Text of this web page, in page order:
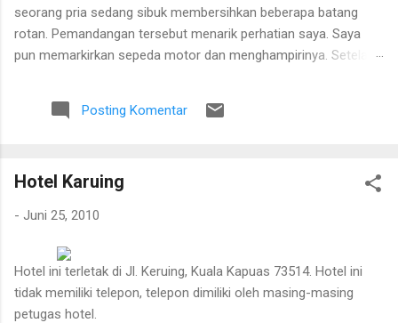
seorang pria sedang sibuk membersihkan beberapa batang
rotan. Pemandangan tersebut menarik perhatian saya. Saya
pun memarkirkan sepeda motor dan menghampirinya. Setelah
proses pengolahan rotan hingga menjadi bahan baku tikar
anyaman. Di tangan masyarakat setempat, rotan berduri yang
ekonomi. Bapak tersebut bercerita bahwa rotan yang sedang
rotan. Tanaman itu diperkirakan telah berusia sekitar sepuluh
tahun. Rotan dikenal memiliki banyak duri sehingga tidak mudah
untuk ditarik dan dipanen. Menurutnya, sebelum menarik rotan,
duri-duri pada bagian batang yang akan dipegang harus
dibersihkan terlebih dahulu. Setelah bagian tersebut aman,
Posting Komentar
Hotel Karuing
- Juni 25, 2010
Hotel ini terletak di Jl. Keruing, Kuala Kapuas 73514. Hotel ini
tidak memiliki telepon, telepon dimiliki oleh masing-masing
petugas hotel.